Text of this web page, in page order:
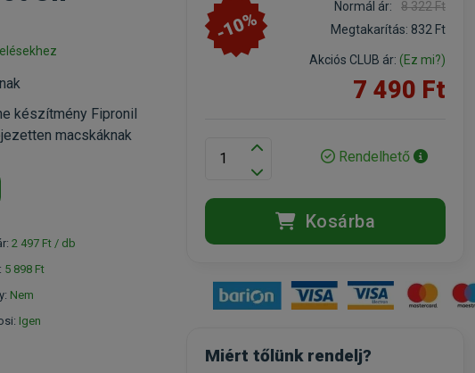
készítmény Fipronil
macskáknak
2 497 Ft / db
5 898 Ft
Nem
Igen
-10%
Normál ár:
8 322 Ft
Megtakarítás: 832 Ft
Akciós CLUB ár: (Ez mi?)
7 490 Ft
Rendelhető
Kosárba
Miért tőlünk rendelj?